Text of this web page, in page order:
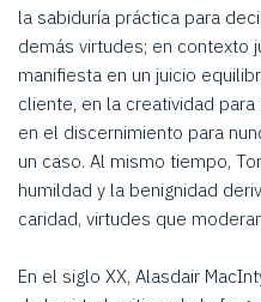
la sabiduría práctica para
demás virtudes; en contexto
manifiesta en un juicio
cliente, en la creatividad
en el discernimiento para
un caso. Al mismo tiempo,
humildad y la benignidad
caridad, virtudes que
En el siglo XX, Alasdair